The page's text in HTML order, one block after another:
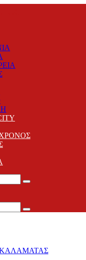
Search
Search